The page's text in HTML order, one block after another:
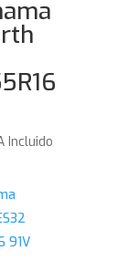
Incluido